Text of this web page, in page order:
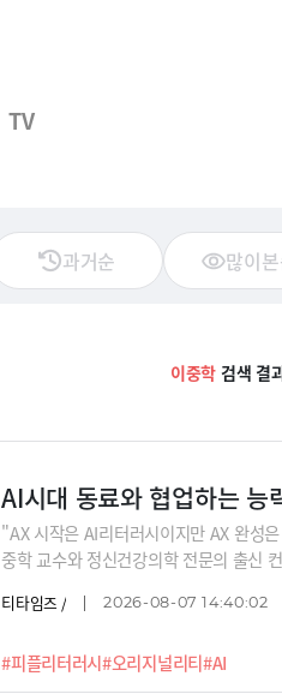
TV
과거순 많이
이중학 검색 결
AI시대 동료와 협업하는
#피플리터러시#오리지널리티#AI
"AX 시작은 AI리터러시이지만 AX 완성
중학 교수와 정신건강의학 전문의 출신
8강 중 3~4강에 해당하는 내용입니다.
티타임즈 / 2026-08-07 14:40:02